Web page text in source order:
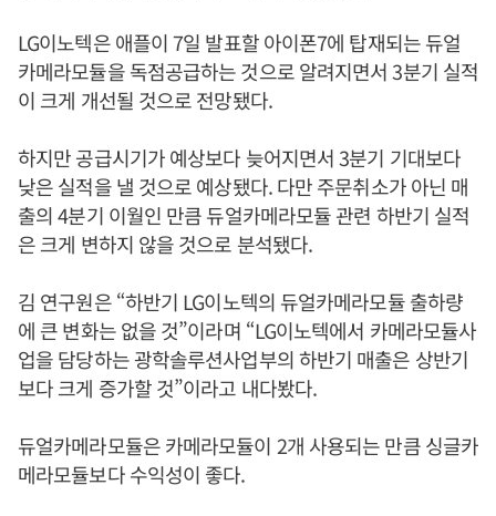
LG이노텍은 애플이 7일 발표할 아이폰7에 탑재되는 듀얼
카메라모듈을 독점공급하는 것으로 알려지면서 3분기 실적
이 크게 개선될 것으로 전망됐다.
하지만 공급시기가 예상보다 늦어지면서 3분기 기대보다
낮은 실적을 낼 것으로 예상됐다. 다만 주문취소가 아닌 매
출의 4분기 이월인 만큼 듀얼카메라모듈 관련 하반기 실적
은 크게 변하지 않을 것으로 분석됐다.
김 연구원은 “하반기 LG이노텍의 듀얼카메라모듈 출하량
에 큰 변화는 없을 것”이라며 “LG이노텍에서 카메라모듈사
업을 담당하는 광학솔루션사업부의 하반기 매출은 상반기
보다 크게 증가할 것”이라고 내다봤다.
듀얼카메라모듈은 카메라모듈이 2개 사용되는 만큼 싱글카
메라모듈보다 수익성이 좋다.